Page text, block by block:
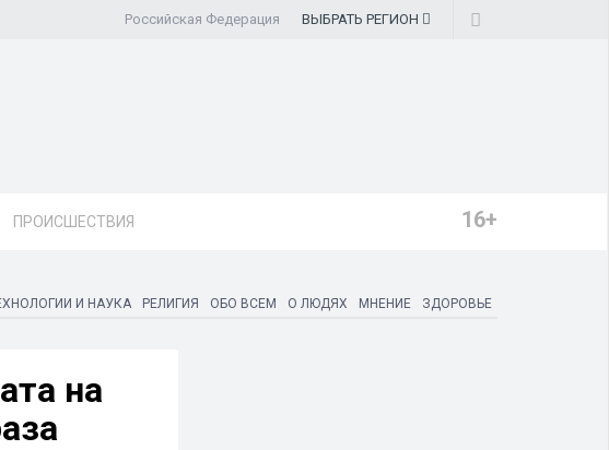
Российская Федерация ВЫБРАТЬ РЕГИОН
ПРОИСШЕСТВИЯ 16+
И НАУКА РЕЛИГИЯ ОБО ВСЕМ О ЛЮДЯХ МНЕНИЕ ЗДОРОВЬЕ
на